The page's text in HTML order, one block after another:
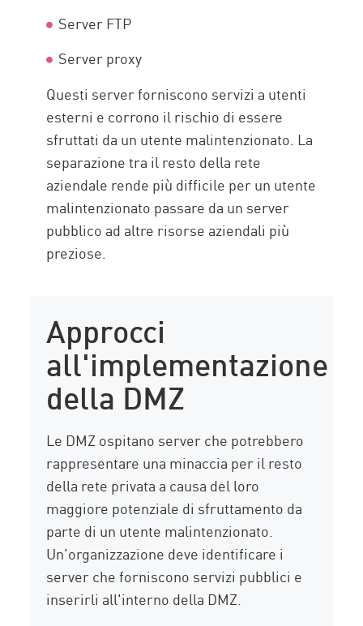
Server FTP
Server proxy
Questi server forniscono servizi a utenti
esterni e corrono il rischio di essere
sfruttati da un utente malintenzionato. La
separazione tra il resto della rete
aziendale rende più difficile per un utente
malintenzionato passare da un server
pubblico ad altre risorse aziendali più
preziose.
Approcci
all'implementazione
della DMZ
Le DMZ ospitano server che potrebbero
rappresentare una minaccia per il resto
della rete privata a causa del loro
maggiore potenziale di sfruttamento da
parte di un utente malintenzionato.
Un'organizzazione deve identificare i
server che forniscono servizi pubblici e
inserirli all'interno della DMZ.